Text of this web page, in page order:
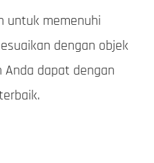
untuk memenuhi
dengan objek
dapat dengan